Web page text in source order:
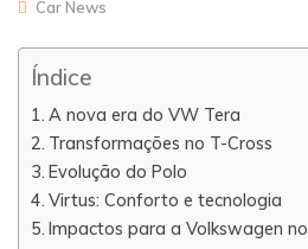
Car News
Índice
A nova era do VW Tera
Transformações no T-Cross
Evolução do Polo
Virtus: Conforto e tecnologia
Impactos para a Volkswagen